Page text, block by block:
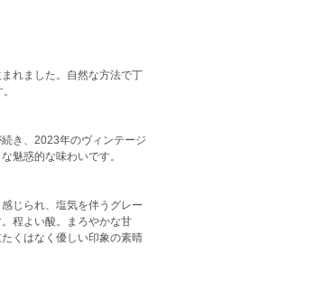
れました。自然な方法で丁
き、2023年のヴィンテージ
魅惑的な味わいです。
じられ、塩気を伴うグレー
程よい酸。まろやかな甘
くはなく優しい印象の素晴